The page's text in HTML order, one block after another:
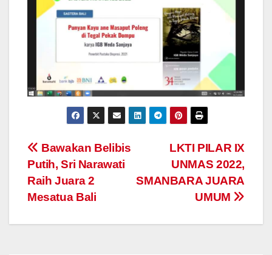
Navigasi
pos
LKTI PILAR IX
UNMAS 2022,
SMANBARA JUARA
UMUM
Bawakan Belibis
Putih, Sri Narawati
Raih Juara 2
Mesatua Bali